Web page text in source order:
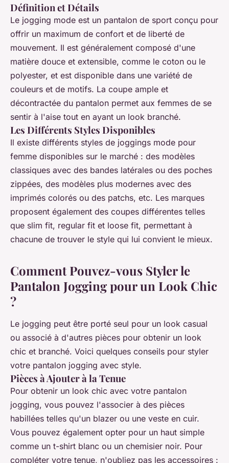
Définition et Détails
Le jogging mode est un pantalon de sport conçu pour
offrir un maximum de confort et de liberté de
mouvement. Il est généralement composé d'une
matière douce et extensible, comme le coton ou le
polyester, et est disponible dans une variété de
couleurs et de motifs. La coupe ample et
décontractée du pantalon permet aux femmes de se
sentir à l'aise tout en ayant un look branché.
Les Différents Styles Disponibles
Il existe différents styles de joggings mode pour
femme disponibles sur le marché : des modèles
classiques avec des bandes latérales ou des poches
zippées, des modèles plus modernes avec des
imprimés colorés ou des patchs, etc. Les marques
proposent également des coupes différentes telles
que slim fit, regular fit et loose fit, permettant à
chacune de trouver le style qui lui convient le mieux.
Comment Pouvez-vous Styler le
Pantalon Jogging pour un Look Chic
?
Le jogging peut être porté seul pour un look casual
ou associé à d'autres pièces pour obtenir un look
chic et branché. Voici quelques conseils pour styler
votre pantalon jogging avec style.
Pièces à Ajouter à la Tenue
Pour obtenir un look chic avec votre pantalon
jogging, vous pouvez l'associer à des pièces
habillées telles qu'un blazer ou une veste en cuir.
Vous pouvez également opter pour un haut simple
comme un t-shirt blanc ou un chemisier noir. Pour
compléter votre tenue, n'oubliez pas les accessoires :